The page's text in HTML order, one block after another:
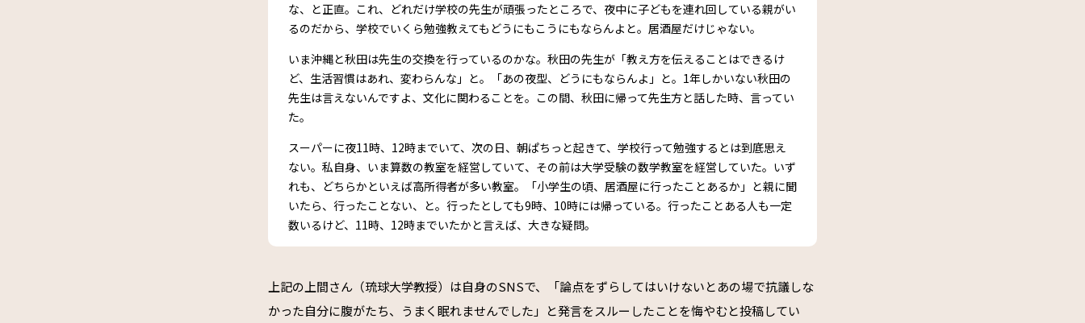
な、と正直。これ、どれだけ学校の先生が頑張ったところで、夜中に子どもを連れ回している親がい
るのだから、学校でいくら勉強教えてもどうにもこうにもならんよと。居酒屋だけじゃない。
いま沖縄と秋田は先生の交換を行っているのかな。秋田の先生が「教え方を伝えることはできるけ
ど、生活習慣はあれ、変わらんな」と。「あの夜型、どうにもならんよ」と。1年しかいない秋田の
先生は言えないんですよ、文化に関わることを。この間、秋田に帰って先生方と話した時、言ってい
た。
スーパーに夜11時、12時までいて、次の日、朝ぱちっと起きて、学校行って勉強するとは到底思え
ない。私自身、いま算数の教室を経営していて、その前は大学受験の数学教室を経営していた。いず
れも、どちらかといえば高所得者が多い教室。「小学生の頃、居酒屋に行ったことあるか」と親に聞
いたら、行ったことない、と。行ったとしても9時、10時には帰っている。行ったことある人も一定
数いるけど、11時、12時までいたかと言えば、大きな疑問。
上記の上間さん（琉球大学教授）は自身のSNSで、「論点をずらしてはいけないとあの場で抗議しな
かった自分に腹がたち、うまく眠れませんでした」と発言をスルーしたことを悔やむと投稿してい